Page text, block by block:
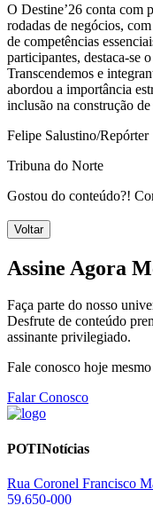
O Destine’26 conta com
rodadas de negócios,
de competências
participantes, destaca-se
Transcendemos e
abordou a importância
inclusão na construção
Felipe Salustino/Repórter
Tribuna do Norte
Gostou do conteúdo?!
Voltar
Assine Agora
Faça parte do nosso
Desfrute de conteúdo
assinante privilegiado.
Fale conosco hoje
Falar Conosco
POTINotícias
Rua Coronel Francisco
59.650-000